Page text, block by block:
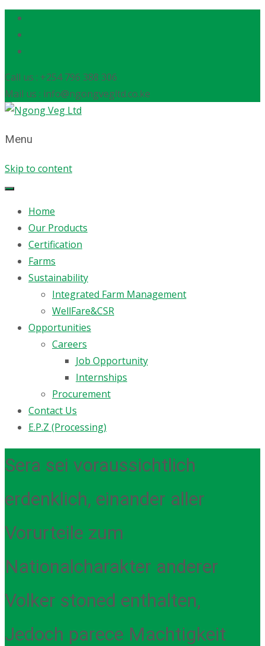
Call us : +254 796 388 306
Mail us : info@ngongvegltd.co.ke
Menu
Skip to content
Home
Our Products
Certification
Farms
Sustainability
Integrated Farm Management
WellFare&CSR
Opportunities
Careers
Job Opportunity
Internships
Procurement
Contact Us
E.P.Z (Processing)
Sera sei voraussichtlich
erdenklich, einander aller
Vorurteile zum
Nationalcharakter anderer
Volker stoned enthalten,
Jedoch parece Machtigkeit